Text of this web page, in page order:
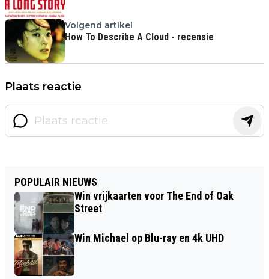
Volgend artikel
How To Describe A Cloud - recensie
Plaats reactie
POPULAIR NIEUWS
Win vrijkaarten voor The End of Oak
Street
Win Michael op Blu-ray en 4k UHD